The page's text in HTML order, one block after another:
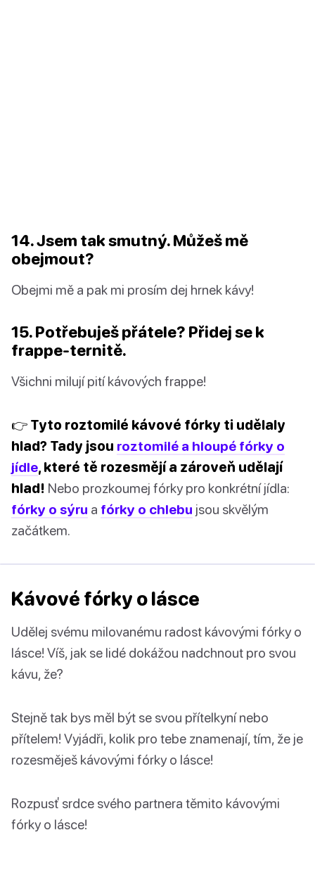
14. Jsem tak smutný. Můžeš mě
obejmout?
Obejmi mě a pak mi prosím dej hrnek kávy!
15. Potřebuješ přátele? Přidej se k
frappe-ternitě.
Všichni milují pití kávových frappe!
👉 Tyto roztomilé kávové fórky ti udělaly
hlad? Tady jsou roztomilé a hloupé fórky o
jídle, které tě rozesmějí a zároveň udělají
hlad! Nebo prozkoumej fórky pro konkrétní jídla:
fórky o sýru a fórky o chlebu jsou skvělým
začátkem.
Kávové fórky o lásce
Udělej svému milovanému radost kávovými fórky o
lásce! Víš, jak se lidé dokážou nadchnout pro svou
kávu, že?
Stejně tak bys měl být se svou přítelkyní nebo
přítelem! Vyjádři, kolik pro tebe znamenají, tím, že je
rozesměješ kávovými fórky o lásce!
Rozpusť srdce svého partnera těmito kávovými
fórky o lásce!